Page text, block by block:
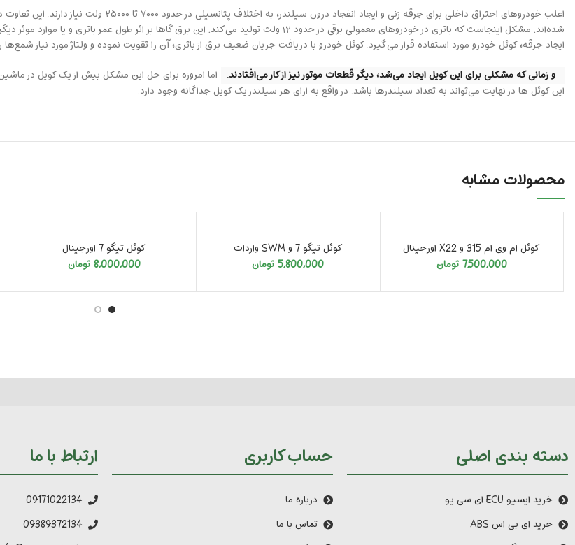
اغلب خودروهای احتراق داخلی برای جرقه زنی و
ایجاد جرقه، کوئل خودرو مورد استفاده قرار می‌گیرد. کوئل خودرو با دریافت جریان ضعیف برق از باتری، آن را تقویت نموده و ولتاژ مورد نیاز شمع‌ها
و زمانی که مشکلی برای این کویل ایجاد می‌شد، دیگر قطعات موتور نیز از کار می‌افتادند.
اما امروزه برای حل این مشکل بیش از یک کویل در
این کوئل ها در نهایت می‌تواند به تعداد سیلندرها باشد. در واقع به ازای هر سیلندر یک کویل جداگانه وجود دارد.
محصولات مشابه
کوئل ام وی ام 315 و X22 اورجینال
7,500,000 تومان
کوئل تیگو 7 و SWM واردات
5,800,000 تومان
کوئل تیگو 7 اورجینال
8,000,000 تومان
دسته بندی اصلی
خرید ایسیو ECU ای سی یو
خرید ای بی اس ABS
حساب کاربری
درباره ما
تماس با ما
ارتباط با ما
09171022134
09389372134